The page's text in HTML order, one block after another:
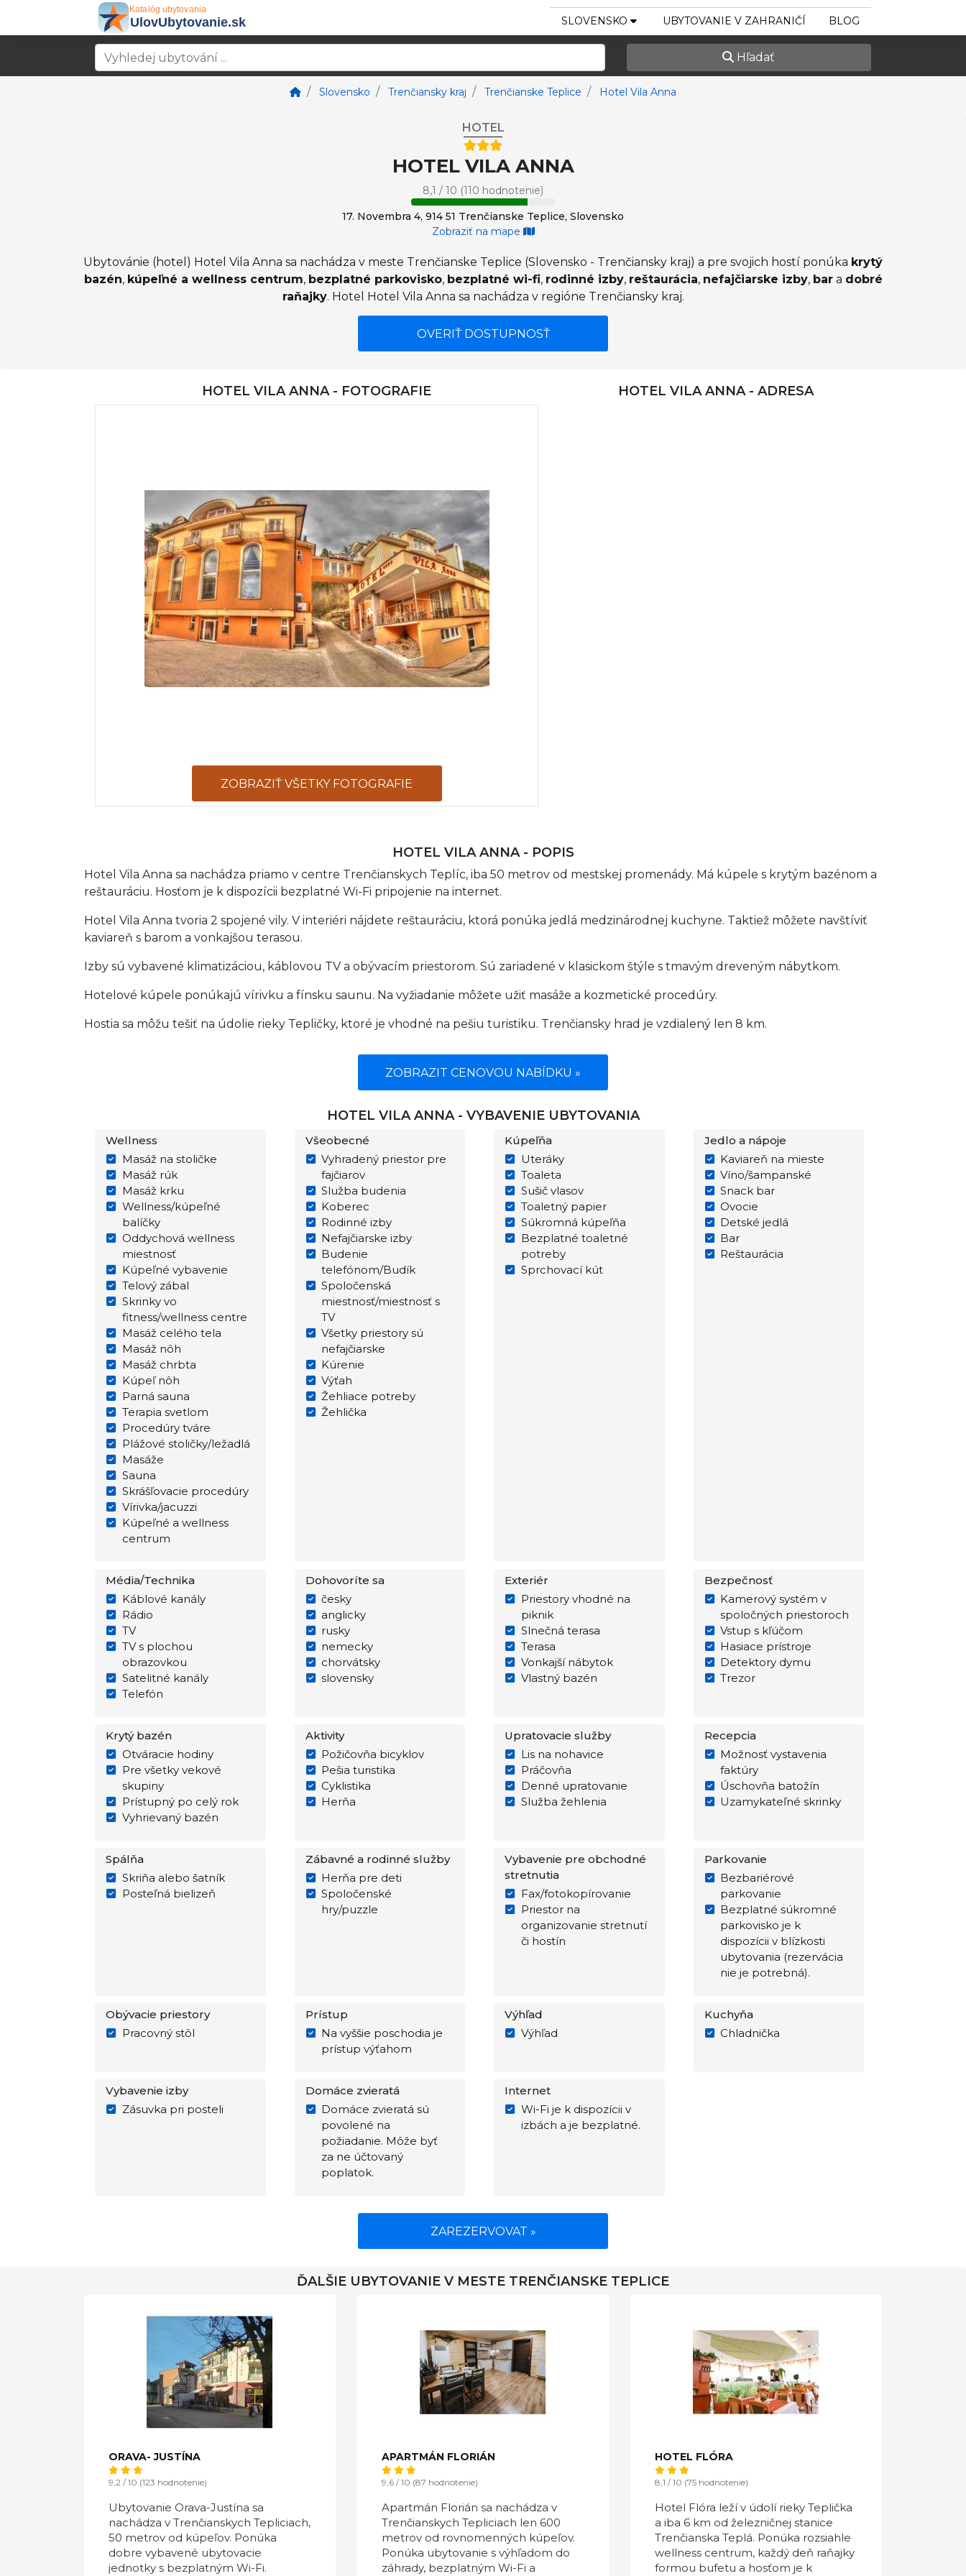
SLOVENSKO UBYTOVANIE V ZAHRANIČÍ BLOG
Hľadať
Slovensko Trenčiansky kraj Trenčianske Teplice Hotel Vila Anna
HOTEL
HOTEL VILA ANNA
8,1 / 10 (110 hodnotenie)
17. Novembra 4, 914 51 Trenčianske Teplice, Slovensko
Zobraziť na mape
Ubytovánie (hotel) Hotel Vila Anna sa nachádza v meste Trenčianske Teplice (Slovensko - Trenčiansky kraj) a pre svojich hostí ponúka krytý
bazén, kúpeľné a wellness centrum, bezplatné parkovisko, bezplatné wi-fi, rodinné izby, reštaurácia, nefajčiarske izby, bara dobré
raňajky. Hotel Hotel Vila Anna sa nachádza v regióne Trenčiansky kraj.
OVERIŤ DOSTUPNOSŤ
HOTEL VILA ANNA - FOTOGRAFIE
ZOBRAZIŤ VŠETKY FOTOGRAFIE
HOTEL VILA ANNA - ADRESA
HOTEL VILA ANNA - POPIS
Hotel Vila Anna sa nachádza priamo v centre Trenčianskych Teplíc, iba 50 metrov od mestskej promenády. Má kúpele s krytým bazénom a
reštauráciu. Hosťom je k dispozícii bezplatné Wi-Fi pripojenie na internet.
Hotel Vila Anna tvoria 2 spojené vily. V interiéri nájdete reštauráciu, ktorá ponúka jedlá medzinárodnej kuchyne. Taktiež môžete navštíviť
kaviareň s barom a vonkajšou terasou.
Izby sú vybavené klimatizáciou, káblovou TV a obývacím priestorom. Sú zariadené v klasickom štýle s tmavým dreveným nábytkom.
Hotelové kúpele ponúkajú vírivku a fínsku saunu. Na vyžiadanie môžete užiť masáže a kozmetické procedúry.
Hostia sa môžu tešiť na údolie rieky Tepličky, ktoré je vhodné na pešiu turistiku. Trenčiansky hrad je vzdialený len 8 km.
ZOBRAZIT CENOVOU NABÍDKU »
HOTEL VILA ANNA - VYBAVENIE UBYTOVANIA
Wellness
Masáž na stoličke
Masáž rúk
Masáž krku
Wellness/kúpeľné
balíčky
Oddychová wellness
miestnosť
Kúpeľné vybavenie
Telový zábal
Skrinky vo
fitness/wellness centre
Masáž celého tela
Masáž nôh
Masáž chrbta
Kúpeľ nôh
Parná sauna
Terapia svetlom
Procedúry tváre
Plážové stoličky/ležadlá
Masáže
Sauna
Skrášľovacie procedúry
Vírivka/jacuzzi
Kúpeľné a wellness
centrum
Všeobecné
Vyhradený priestor pre
fajčiarov
Služba budenia
Koberec
Rodinné izby
Nefajčiarske izby
Budenie
telefónom/Budík
Spoločenská
miestnosť/miestnosť s
TV
Všetky priestory sú
nefajčiarske
Kúrenie
Výťah
Žehliace potreby
Žehlička
Kúpeľňa
Uteráky
Toaleta
Sušič vlasov
Toaletný papier
Súkromná kúpeľňa
Bezplatné toaletné
potreby
Sprchovací kút
Jedlo a nápoje
Kaviareň na mieste
Víno/šampanské
Snack bar
Ovocie
Detské jedlá
Bar
Reštaurácia
Média/Technika
Káblové kanály
Rádio
TV
TV s plochou
obrazovkou
Satelitné kanály
Telefón
Dohovoríte sa
česky
anglicky
rusky
nemecky
chorvátsky
slovensky
Exteriér
Priestory vhodné na
piknik
Slnečná terasa
Terasa
Vonkajší nábytok
Vlastný bazén
Bezpečnosť
Kamerový systém v
spoločných priestoroch
Vstup s kľúčom
Hasiace prístroje
Detektory dymu
Trezor
Krytý bazén
Otváracie hodiny
Pre všetky vekové
skupiny
Prístupný po celý rok
Vyhrievaný bazén
Aktivity
Požičovňa bicyklov
Pešia turistika
Cyklistika
Herňa
Upratovacie služby
Lis na nohavice
Práčovňa
Denné upratovanie
Služba žehlenia
Recepcia
Možnosť vystavenia
faktúry
Úschovňa batožín
Uzamykateľné skrinky
Spálňa
Skriňa alebo šatník
Posteľná bielizeň
Zábavné a rodinné služby
Herňa pre deti
Spoločenské
hry/puzzle
Vybavenie pre obchodné
stretnutia
Fax/fotokopírovanie
Priestor na
organizovanie stretnutí
či hostín
Parkovanie
Bezbariérové
parkovanie
Bezplatné súkromné
parkovisko je k
dispozícii v blízkosti
ubytovania (rezervácia
nie je potrebná).
Obývacie priestory
Pracovný stôl
Prístup
Na vyššie poschodia je
prístup výťahom
Výhľad
Výhľad
Kuchyňa
Chladnička
Vybavenie izby
Zásuvka pri posteli
Domáce zvieratá
Domáce zvieratá sú
povolené na
požiadanie. Môže byť
za ne účtovaný
poplatok.
Internet
Wi-Fi je k dispozícii v
izbách a je bezplatné.
ZAREZERVOVAT »
ĎALŠIE UBYTOVANIE V MESTE TRENČIANSKE TEPLICE
ORAVA- JUSTÍNA
9,2 / 10 (123 hodnotenie)
Ubytovanie Orava-Justína sa
nachádza v Trenčianskych Tepliciach,
50 metrov od kúpeľov. Ponúka
dobre vybavené ubytovacie
jednotky s bezplatným Wi-Fi.
APARTMÁN FLORIÁN
9,6 / 10 (87 hodnotenie)
Apartmán Florián sa nachádza v
Trenčianskych Tepliciach len 600
metrov od rovnomenných kúpeľov.
Ponúka ubytovanie s výhľadom do
záhrady, bezplatným Wi-Fi a
HOTEL FLÓRA
8,1 / 10 (75 hodnotenie)
Hotel Flóra leží v údolí rieky Teplička
a iba 6 km od železničnej stanice
Trenčianska Teplá. Ponúka rozsiahle
wellness centrum, každý deň raňajky
formou bufetu a hosťom je k